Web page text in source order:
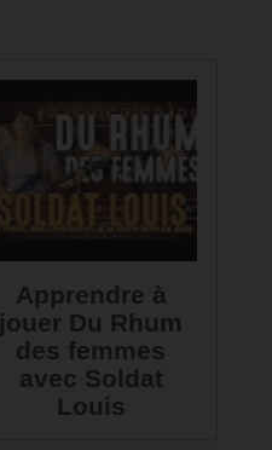
Apprendre à
jouer Du Rhum
des femmes
avec Soldat
Louis